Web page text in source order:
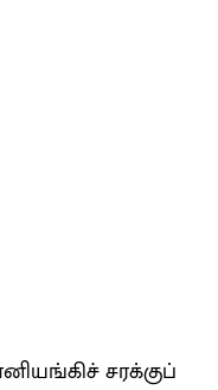
சரக்​குப்